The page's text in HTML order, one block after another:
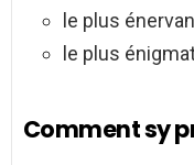
le plus
le plus
Comment sy